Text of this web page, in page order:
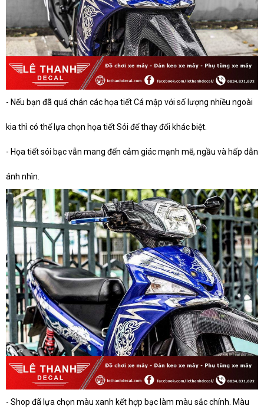
- Nếu bạn đã quá chán các họa tiết Cá mập với số lượng nhiều ngoài
kia thì có thể lựa chọn họa tiết Sói để thay đổi khác biệt.
- Họa tiết sói bạc vẫn mang đến cảm giác mạnh mẽ, ngầu và hấp dẫn
ánh nhìn.
- Shop đã lựa chọn màu xanh kết hợp bạc làm màu sắc chính. Màu